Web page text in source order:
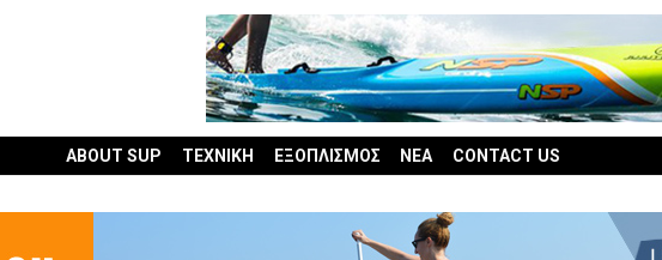
ABOUT SUP ΤΕΧΝΙΚΗ ΕΞΟΠΛΙΣΜΟΣ ΝΕΑ CONTACT US